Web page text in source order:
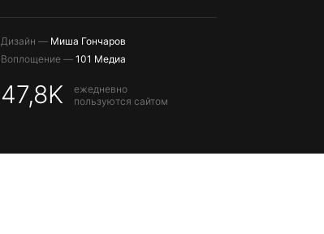
Дизайн — Миша Гончаров
Воплощение — 101 Медиа
47,8K
ежедневно
пользуются сайтом